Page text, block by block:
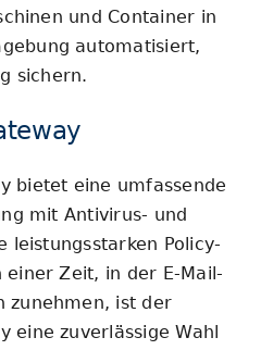
und Container in
automatisiert,
sichern.
bietet eine umfassende
mit Antivirus- und
leistungsstarken Policy-
einer Zeit, in der E-Mail-
zunehmen, ist der
eine zuverlässige Wahl